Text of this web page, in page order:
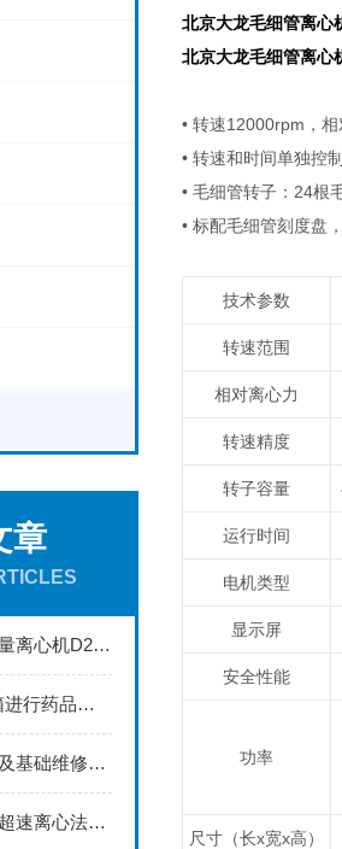
章
北京大龙高速微量离心机D2012plus产品介绍
2-8度医用冷藏箱进行药品储存的知识要点
离心机常见故障及基础维修方法
一键获取实验室超速离心法宝...?
北京大龙毛细管离心
北京大龙毛细管离心
• 转速12000rpm，
• 转速和时间单独控制
• 毛细管转子：24根
• 标配毛细管刻度盘
技术参数
转速范围
相对离心力
转速精度
转子容量
运行时间
电机类型
显示屏
安全性能
功率
尺寸（长x宽x高）